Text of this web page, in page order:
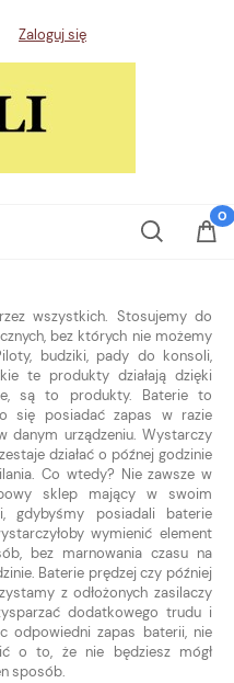
Zaloguj się
wszystkich. Stosujemy do
bez których nie możemy
budziki, pady do konsoli,
te produkty działają dzięki
są to produkty. Baterie to
się posiadać zapas w razie
danym urządzeniu. Wystarczy
działać o późnej godzinie
Co wtedy? Nie zawsze w
sklep mający w swoim
gdybyśmy posiadali baterie
wymienić element
bez marnowania czasu na
Baterie prędzej czy później
z odłożonych zasilaczy
dodatkowego trudu i
odpowiedni zapas baterii, nie
o to, że nie będziesz mógł
sposób.